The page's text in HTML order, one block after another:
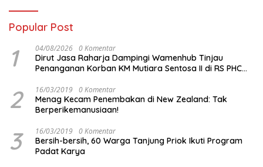
Popular Post
1 04/08/2026 0 Komentar
Dirut Jasa Raharja Dampingi Wamenhub Tinjau
Penanganan Korban KM Mutiara Sentosa II di RS PHC
2 16/03/2019 0 Komentar
Menag Kecam Penembakan di New Zealand: Tak
Berperikemanusiaan!
3 16/03/2019 0 Komentar
Bersih-bersih, 60 Warga Tanjung Priok Ikuti Program
Padat Karya